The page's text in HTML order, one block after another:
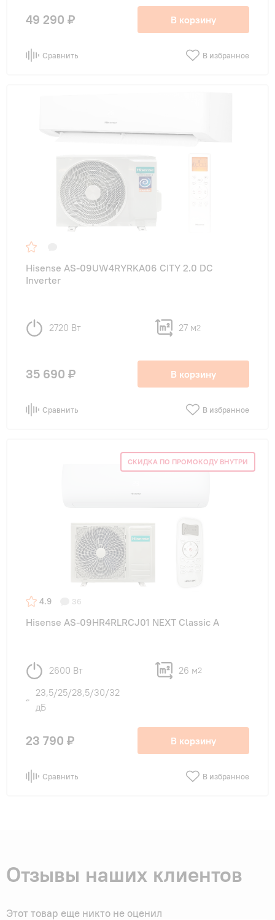
49 290 ₽ В корзину
Сравнить В избранное
Hisense AS-09UW4RYRKA06 CITY 2.0 DC
Inverter
2720 Вт 27 м2
35 690 ₽ В корзину
Сравнить В избранное
СКИДКА ПО ПРОМОКОДУ ВНУТРИ
4.9 36
Hisense AS-09HR4RLRCJ01 NEXT Classic A
2600 Вт 26 м2
23,5/25/28,5/30/32
дБ
23 790 ₽ В корзину
Сравнить В избранное
Отзывы наших клиентов
Этот товар еще никто не оценил